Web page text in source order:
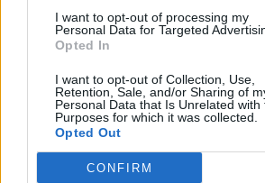
I want to opt-out of processing my
Personal Data for Targeted
Opted In
I want to opt-out of Collection, Use,
Retention, Sale, and/or Sharing of
Personal Data that Is Unrelated with
Purposes for which it was collected.
Opted Out
CONFIRM
2015 metų geriausi žaidimai ir
Žinios | Žaidimų balsas
Žaidimų balsas susipažįsta su